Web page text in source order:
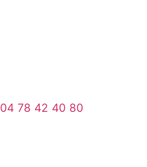
04 78 42 40 80